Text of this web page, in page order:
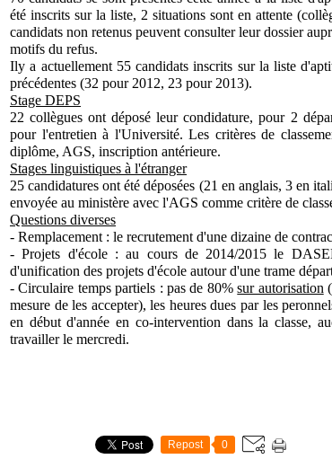
été inscrits sur la liste, 2 situations sont en attente
candidats non retenus peuvent consulter leur dossier
motifs du refus.
Ily a actuellement 55 candidats inscrits sur la liste
précédentes (32 pour 2012, 23 pour 2013).
Stage DEPS
22 collègues ont déposé leur condidature, pour 2
pour l'entretien à l'Université. Les critères de
diplôme, AGS, inscription antérieure.
Stages linguistiques à l'étranger
25 candidatures ont été déposées (21 en anglais, 3 en
envoyée au ministère avec l'AGS comme critère de
Questions diverses
- Remplacement : le recrutement d'une dizaine de
- Projets d'école : au cours de 2014/2015 le
d'unification des projets d'école autour d'une trame
- Circulaire temps partiels : pas de 80%sur autorisation
mesure de les accepter), les heures dues par les
en début d'année en co-intervention dans la classe,
travailler le mercredi.
Repost 0